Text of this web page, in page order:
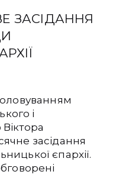
ЗАСІДАННЯ
і
засідання
єпархії.